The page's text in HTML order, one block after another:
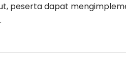
peserta dapat